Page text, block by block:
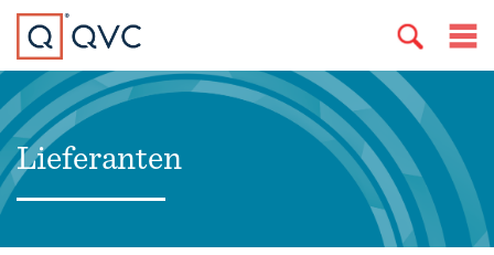
Lieferanten